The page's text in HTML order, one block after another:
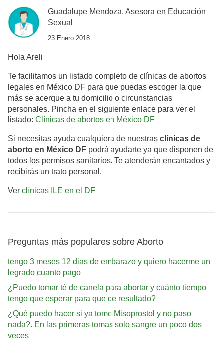
Guadalupe Mendoza, Asesora en Educación
Sexual
23 Enero 2018
Hola Areli
Te facilitamos un listado completo de clínicas de abortos
legales en México DF para que puedas escoger la que
más se acerque a tu domicilio o circunstancias
personales. Pincha en el siguiente enlace para ver el
listado: Clínicas de abortos en México DF
Si necesitas ayuda cualquiera de nuestras clínicas de
aborto en México DF podrá ayudarte ya que disponen de
todos los permisos sanitarios. Te atenderán encantados y
recibirás un trato personal.
Ver clínicas ILE en el DF
Preguntas más populares sobre Aborto
tengo 3 meses 12 dias de embarazo y quiero hacerme un
legrado cuanto pago
¿Puedo tomar té de canela para abortar y cuánto tiempo
tengo que esperar para que de resultado?
¿Qué puedo hacer si ya tome Misoprostol y no paso
nada?. En las primeras tomas solo sangre un poco dos
veces